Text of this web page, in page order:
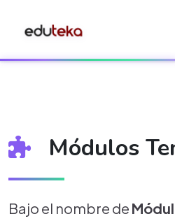
Módulos
Bajo el nombre de